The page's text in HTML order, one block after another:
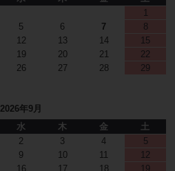
1
5 6 7
8
12 13 14
15
19 20 21
22
26 27 28
29
2026年9月
水 木 金
土
2 3 4
5
9 10 11
12
16 17 18 19